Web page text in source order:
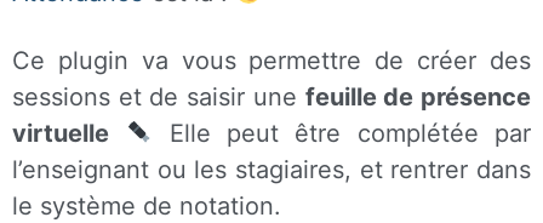
Ce plugin va vous permettre de créer des
sessions et de saisir une feuille de présence
virtuelle
Elle peut être complétée par
l’enseignant ou les stagiaires, et rentrer dans
le système de notation.